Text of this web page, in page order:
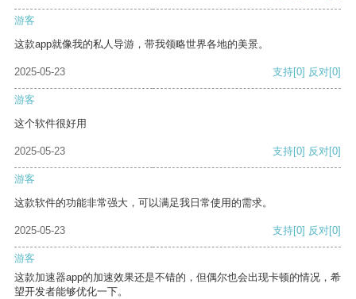
游客
这款app就像我的私人导游，带我领略世界各地的美景。
2025-05-23 支持[0] 反对[0]
游客
这个软件很好用
2025-05-23 支持[0] 反对[0]
游客
这款软件的功能非常强大，可以满足我日常使用的需求。
2025-05-23 支持[0] 反对[0]
游客
这款加速器app的加速效果还是不错的，但偶尔也会出现卡顿的情况，希
望开发者能够优化一下。